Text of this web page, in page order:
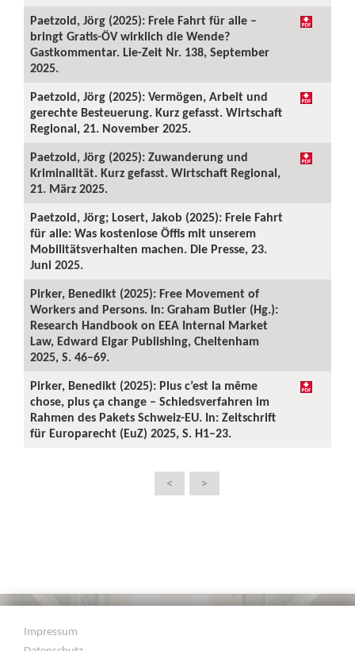
Paetzold, Jörg (2025): Freie Fahrt für alle –
bringt Gratis-ÖV wirklich die Wende?
Gastkommentar. Lie-Zeit Nr. 138, September
2025.
Paetzold, Jörg (2025): Vermögen, Arbeit und
gerechte Besteuerung. Kurz gefasst. Wirtschaft
Regional, 21. November 2025.
Paetzold, Jörg (2025): Zuwanderung und
Kriminalität. Kurz gefasst. Wirtschaft Regional,
21. März 2025.
Paetzold, Jörg; Losert, Jakob (2025): Freie Fahrt
für alle: Was kostenlose Öffis mit unserem
Mobilitätsverhalten machen. Die Presse, 23.
Juni 2025.
Pirker, Benedikt (2025): Free Movement of
Workers and Persons. In: Graham Butler (Hg.):
Research Handbook on EEA Internal Market
Law, Edward Elgar Publishing, Cheltenham
2025, S. 46–69.
Pirker, Benedikt (2025): Plus c’est la même
chose, plus ça change – Schiedsverfahren im
Rahmen des Pakets Schweiz-EU. In: Zeitschrift
für Europarecht (EuZ) 2025, S. H1–23.
< >
Impressum